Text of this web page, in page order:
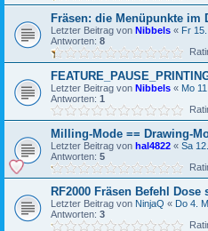
Fräsen: die Menüpunkte im
Letzter Beitrag von Nibbels « Fr
Antworten: 8
Letzter Beitrag von Nibbels « Mo
Antworten: 1
Milling-Mode == Drawing-
Letzter Beitrag von hal4822 « Sa
Antworten: 5
RF2000 Fräsen Befehl Dose
Letzter Beitrag von NinjaQ « Do 4.
Antworten: 3